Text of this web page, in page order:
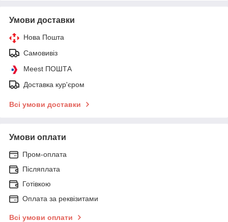
Умови доставки
Нова Пошта
Самовивіз
Meest ПОШТА
Доставка кур'єром
Всі умови доставки
Умови оплати
Пром-оплата
Післяплата
Готівкою
Оплата за реквізитами
Всі умови оплати